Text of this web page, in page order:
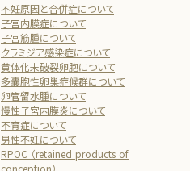
不妊原因と合併症について
子宮内膜症について
子宮筋腫について
クラミジア感染症について
黄体化未破裂卵胞について
多嚢胞性卵巣症候群について
卵管留水腫について
慢性子宮内膜炎について
不育症について
男性不妊について
RPOC （retained products of
conception）